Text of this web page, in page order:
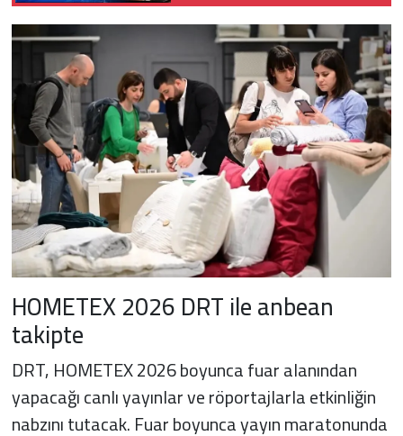
HOMETEX 2026 DRT ile anbean
takipte
DRT, HOMETEX 2026 boyunca fuar alanından
yapacağı canlı yayınlar ve röportajlarla etkinliğin
nabzını tutacak. Fuar boyunca yayın maratonunda